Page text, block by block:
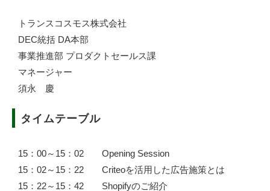
トランスコスモス株式会社
DEC統括 DA本部
事業推進部 プロダクトセールス課
マネージャー
須永 慶
タイムテーブル
15：00～15：02 Opening Session
15：02～15：22 Criteoを活用した広告施策とは
15：22～15：42 Shopifyのご紹介